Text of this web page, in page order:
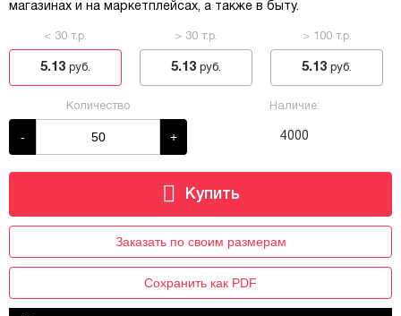
магазинах и на маркетплейсах, а также в быту.
< 30 т.р.
5.13 руб.
> 30 т.р.
5.13 руб.
> 100 т.р.
5.13 руб.
Наличие:
4000
Количество
- +
Заказать по своим размерам
Сохранить как PDF